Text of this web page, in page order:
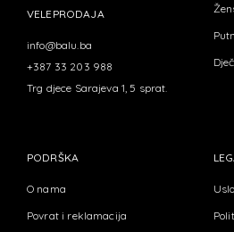
VELEPRODAJA
info@balu.ba
+387 33 203 988
Trg djece Sarajeva 1, 5 sprat.
PODRŠKA
O nama
Povrat i reklamacija